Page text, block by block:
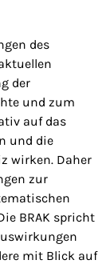
des
der
und zum
auf das
und die
wirken. Daher
zur
BRAK spricht
mit Blick auf